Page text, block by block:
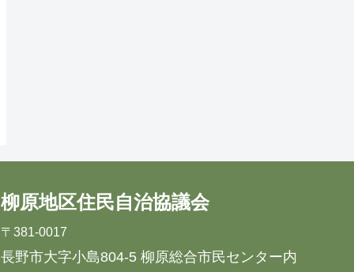
柳原地区住民自治協議会
〒381-0017
長野市大字小島804-5 柳原総合市民センター内